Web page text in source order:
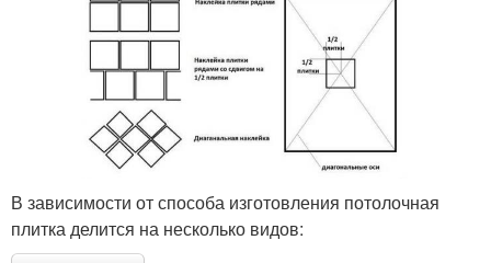
В зависимости от способа изготовления потолочная
плитка делится на несколько видов: